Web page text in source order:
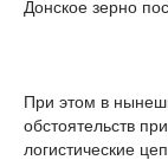
Донское зерно
При этом в
обстоятельств
логистические